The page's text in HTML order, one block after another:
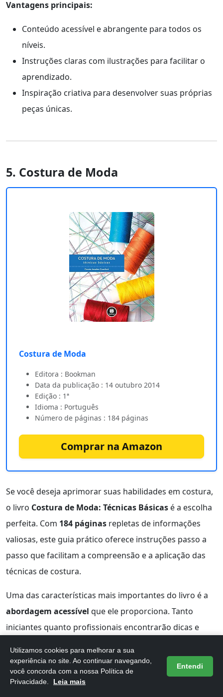
Vantagens principais:
Conteúdo acessível e abrangente para todos os
níveis.
Instruções claras com ilustrações para facilitar o
aprendizado.
Inspiração criativa para desenvolver suas próprias
peças únicas.
5. Costura de Moda
Costura de Moda
Editora : Bookman
Data da publicação : 14 outubro 2014
Edição : 1ª
Idioma : Português
Número de páginas : 184 páginas
Comprar na Amazon
Se você deseja aprimorar suas habilidades em costura,
o livro Costura de Moda: Técnicas Básicas é a escolha
perfeita. Com 184 páginas repletas de informações
valiosas, este guia prático oferece instruções passo a
passo que facilitam a compreensão e a aplicação das
técnicas de costura.
Uma das características mais importantes do livro é a
abordagem acessível que ele proporciona. Tanto
iniciantes quanto profissionais encontrarão dicas e
As ilustrações comentadas ajudam na visualização das
técnicas, tornando o aprendizado ainda mais eficiente.
Utilizamos cookies para melhorar a sua
experiência no site. Ao continuar navegando,
você concorda com a nossa Política de
Privacidade.
Leia mais
Entendi